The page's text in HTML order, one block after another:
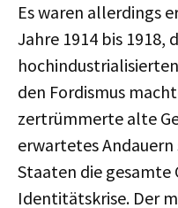
Es waren allerdings
Jahre 1914 bis 1918,
den Fordismus
zertrümmerte alte
erwartetes
Staaten die gesamte
Identitätskrise. Der